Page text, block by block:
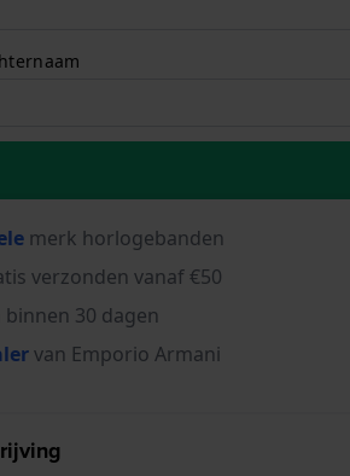
merk horlogebanden
verzonden vanaf €50
30 dagen
van Emporio Armani